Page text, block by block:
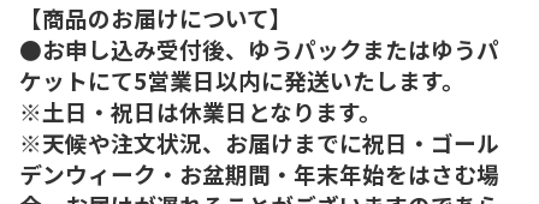
【商品のお届けについて】
●お申し込み受付後、ゆうパックまたはゆうパ
ケットにて5営業日以内に発送いたします。
※土日・祝日は休業日となります。
※天候や注文状況、お届けまでに祝日・ゴール
デンウィーク・お盆期間・年末年始をはさむ場